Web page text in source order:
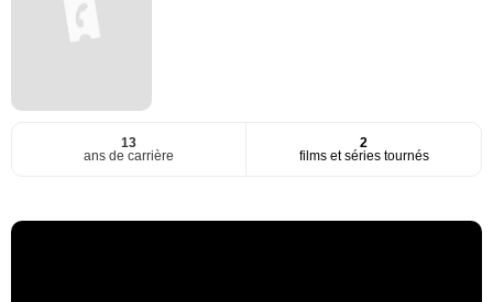
13
ans de carrière
2
films et séries tournés